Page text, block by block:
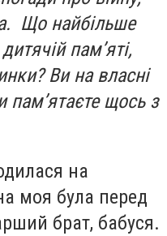
Що найбільше
пам’яті,
Ви на власні
пам’ятаєте щось з
на
моя була перед
брат, бабуся.